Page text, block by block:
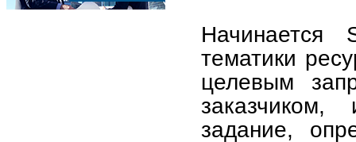
Начинается
тематики
целевым
заказчиком,
задание,